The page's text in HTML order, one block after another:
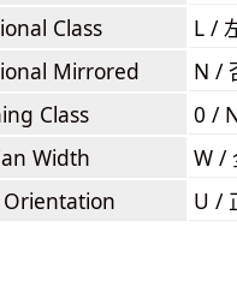
Class
L /
Mirrored
N /
Class
0 /
Width W /
U /